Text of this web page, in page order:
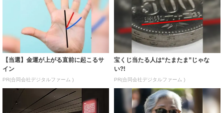
【当選】金運が上がる直前に起こるサ
イン
PR(合同会社デジタルファーム )
宝くじ当たる人は“たまたま”じゃな
い?!
PR(合同会社デジタルファーム )